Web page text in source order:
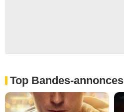
Top Bandes-annonces